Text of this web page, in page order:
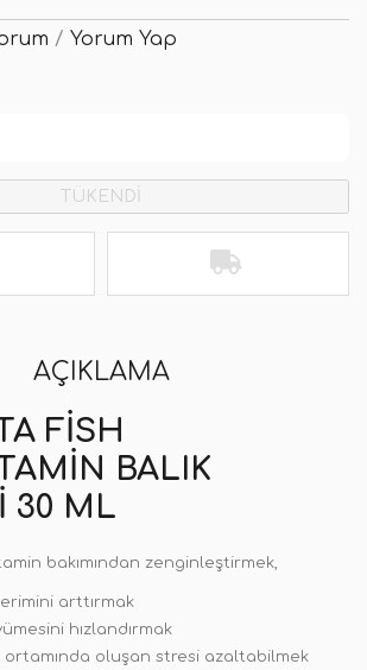
/ Yorum Yap
TÜKENDİ
AÇIKLAMA
FISH
BALIK
30 ML
bakımından zenginleştirmek,
arttırmak
hızlandırmak
ortamında oluşan stresi azaltabilmek